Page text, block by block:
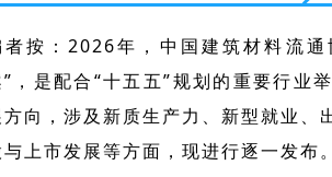
者按：2026年，中国建筑材料流
”，是配合“十五五”规划的重要行业
方向，涉及新质生产力、新型就业
与上市发展等方面，现进行逐一发布。